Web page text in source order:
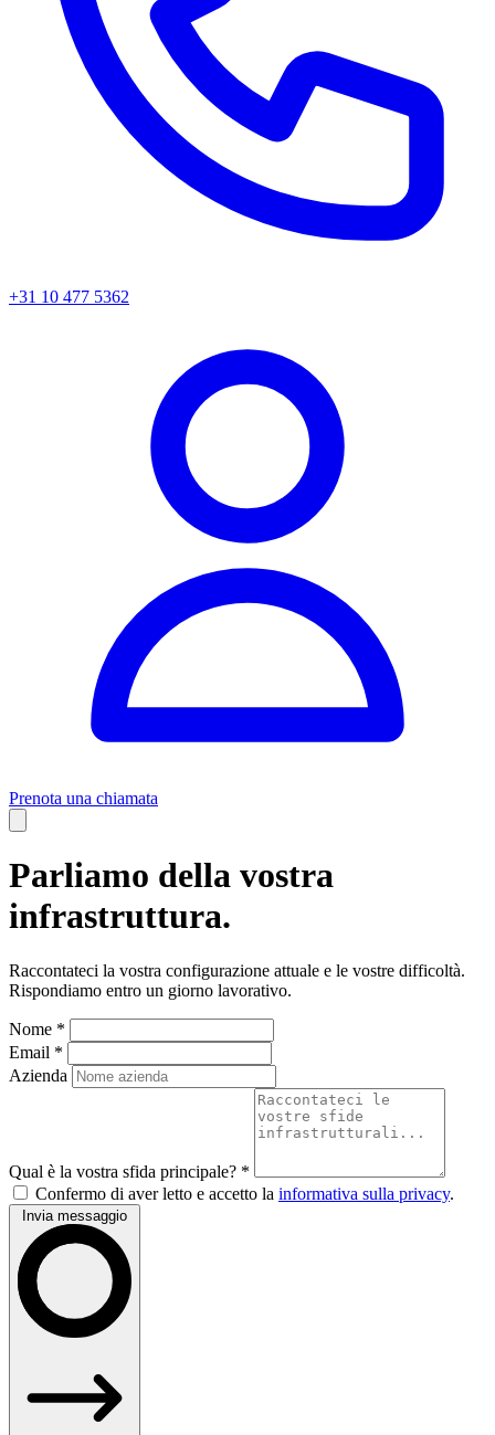
+31 10 477 5362
Prenota una chiamata
Parliamo della vostra
infrastruttura.
Raccontateci la vostra configurazione attuale e le vostre difficoltà.
Rispondiamo entro un giorno lavorativo.
Nome *
Email *
Azienda
Qual è la vostra sfida principale? *
Confermo di aver letto e accetto la informativa sulla privacy.
Invia messaggio